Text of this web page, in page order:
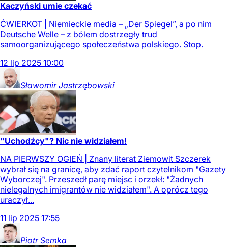
Kaczyński umie czekać
ĆWIERKOT | Niemieckie media – „Der Spiegel”, a po nim
Deutsche Welle – z bólem dostrzegły trud
samoorganizującego społeczeństwa polskiego. Stop.
12 lip 2025 10:00
Sławomir Jastrzębowski
"Uchodźcy"? Nic nie widziałem!
NA PIERWSZY OGIEŃ | Znany literat Ziemowit Szczerek
wybrał się na granicę, aby zdać raport czytelnikom "Gazety
Wyborczej". Przeszedł parę miejsc i orzekł: "Żadnych
nielegalnych imigrantów nie widziałem". A oprócz tego
uraczył...
11 lip 2025 17:55
Piotr Semka